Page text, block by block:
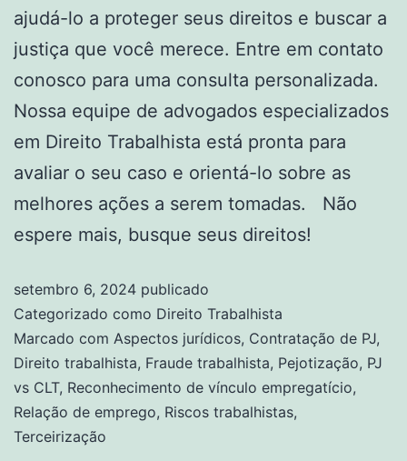
ajudá-lo a proteger seus direitos e buscar a
justiça que você merece. Entre em contato
conosco para uma consulta personalizada.
Nossa equipe de advogados especializados
em Direito Trabalhista está pronta para
avaliar o seu caso e orientá-lo sobre as
melhores ações a serem tomadas. Não
espere mais, busque seus direitos!
setembro 6, 2024 publicado
Categorizado como Direito Trabalhista
Marcado com Aspectos jurídicos, Contratação de PJ,
Direito trabalhista, Fraude trabalhista, Pejotização, PJ
vs CLT, Reconhecimento de vínculo empregatício,
Relação de emprego, Riscos trabalhistas,
Terceirização